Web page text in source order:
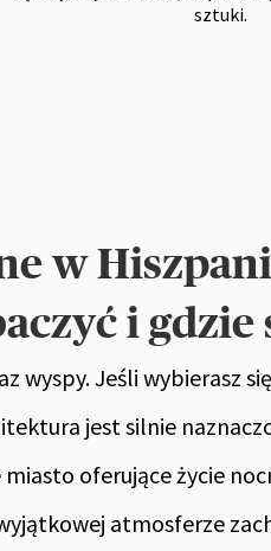
sztuki.
w
i gdzie
wyspy. Jeśli wybierasz
jest silnie
oferujące życie
atmosferze